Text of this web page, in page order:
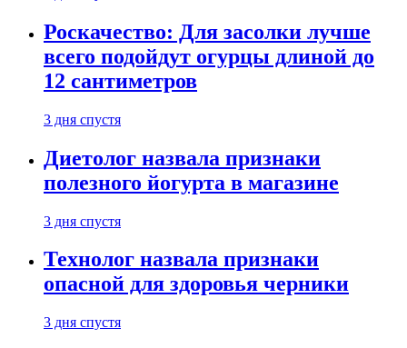
Роскачество: Для засолки лучше
всего подойдут огурцы длиной до
12 сантиметров
3 дня спустя
Диетолог назвала признаки
полезного йогурта в магазине
3 дня спустя
Технолог назвала признаки
опасной для здоровья черники
3 дня спустя